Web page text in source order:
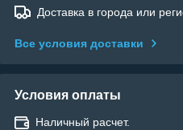
Доставка в города или
Все условия доставки
Условия оплаты
Наличный расчет.